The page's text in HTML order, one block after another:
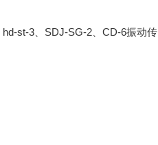
st-3、SDJ-SG-2、CD-6振动